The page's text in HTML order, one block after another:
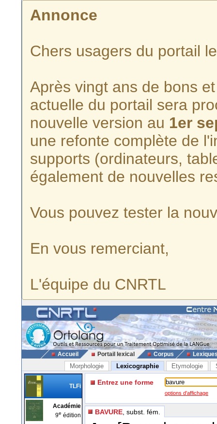
Annonce
Chers usagers du portail
Après vingt ans de bons
actuelle du portail sera
nouvelle version au 1er
une refonte complète de
supports (ordinateurs,
également de nouvelles
Vous pouvez tester la
En vous remerciant,
L'équipe du CNRTL
Accueil Portail lexical Corpus
Morphologie Lexicographie Etymologie
TLFi
Académie
9e édition
Entrez une forme
options d'affichage
BAVURE , subst. fém.